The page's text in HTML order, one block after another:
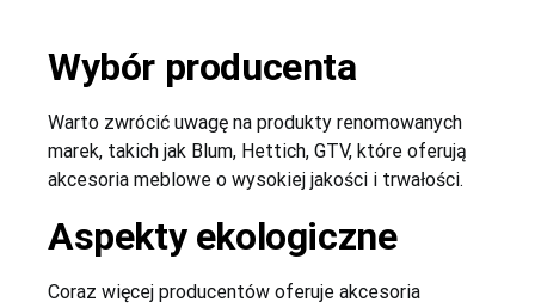
Wybór producenta
Warto zwrócić uwagę na produkty renomowanych
marek, takich jak Blum, Hettich, GTV, które oferują
akcesoria meblowe o wysokiej jakości i trwałości.
Aspekty ekologiczne
Coraz więcej producentów oferuje akcesoria